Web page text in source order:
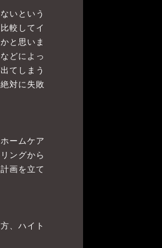
いという
較してイ
と思いま
どによっ
てしまう
対に失敗
ームケア
ングから
画を立て
、ハイト